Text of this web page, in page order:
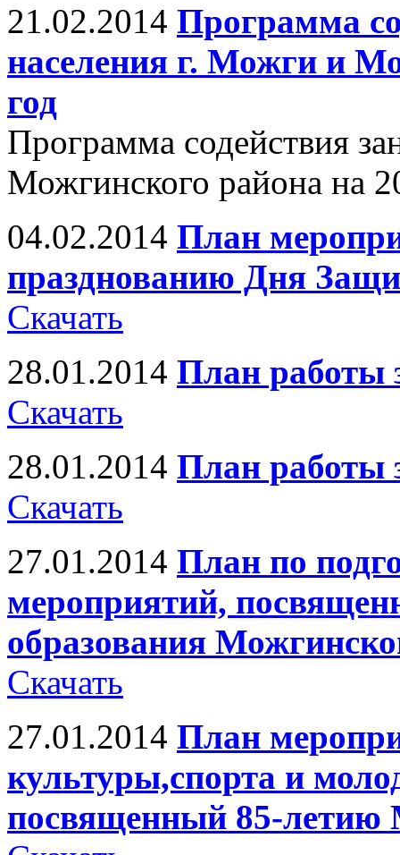
21.02.2014 Программа
населения г. Можги и
год
Программа содействия
Можгинского района на
04.02.2014 План
празднованию Дня
Скачать
28.01.2014 План работы
Скачать
28.01.2014 План работы
Скачать
27.01.2014 План по
мероприятий,
образования
Скачать
27.01.2014 План
культуры,спорта и
посвященный 85-летию